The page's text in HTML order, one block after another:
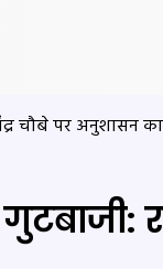
चौबे पर अनुशासन